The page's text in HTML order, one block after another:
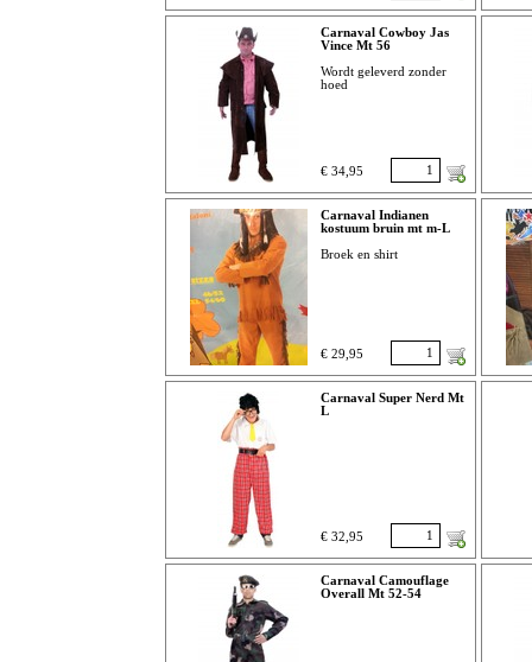
Carnaval Cowboy Jas
Vince Mt 56
Wordt geleverd zonder
hoed
€ 34,95
Carnaval Indianen
kostuum bruin mt m-L
Broek en shirt
€ 29,95
Carnaval Super Nerd Mt
L
€ 32,95
Carnaval Camouflage
Overall Mt 52-54